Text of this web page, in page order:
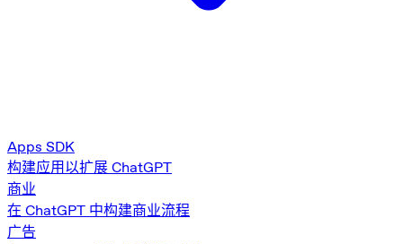
Apps SDK
构建应用以扩展 ChatGPT
商业
在 ChatGPT 中构建商业流程
广告